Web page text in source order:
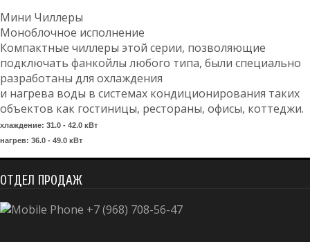
Мини Чиллеры
Моноблочное исполнение
Компактные чиллеры этой серии, позволяющие
подключать фанкойлы любого типа, были специально
разработаны для охлаждения
и нагрева воды в системах кондиционирования таких
объектов как гостиницы, рестораны, офисы, коттеджи.
хлаждение: 31.0 - 42.0 кВт
нагрев: 36.0 - 49.0 кВт
ОТДЕЛ ПРОДАЖ
+7 (968) 708-56-47